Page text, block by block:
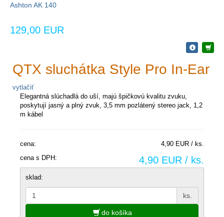
Ashton AK 140
129,00 EUR
QTX sluchátka Style Pro In-Ear
vytlačiť
Elegantná slúchadlá do uší, majú špičkovú kvalitu zvuku,
poskytují jasný a plný zvuk, 3,5 mm pozlátený stereo jack, 1,2
m kábel
cena:
4,90 EUR / ks.
cena s DPH:
4,90 EUR / ks.
sklad:
ks.
do košíka